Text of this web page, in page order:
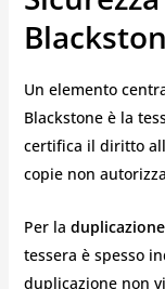
Un elemento
Blackstone è la
certifica il diritto
copie non
Per la
tessera è spesso
duplicazione non